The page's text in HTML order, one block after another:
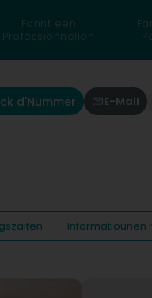
Fannt een
Professionnellen
d'Nummer E-Mail
Informatiounen